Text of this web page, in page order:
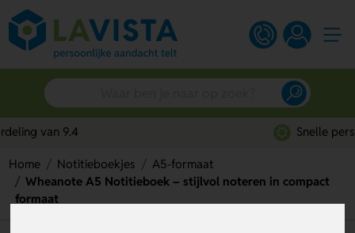
Home Notitieboekjes
A5-formaat
Wheanote A5 Notitieboek – stijlvol noteren in compact
formaat